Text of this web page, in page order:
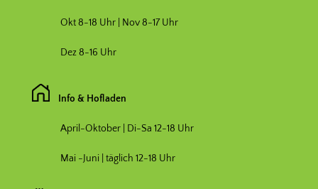
Okt 8-18 Uhr | Nov 8-17 Uhr
Dez 8-16 Uhr
Info & Hofladen
April-Oktober | Di-Sa 12-18 Uhr
Mai -Juni | täglich 12-18 Uhr